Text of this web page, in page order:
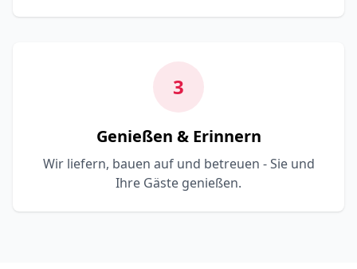
3
Genießen & Erinnern
Wir liefern, bauen auf und betreuen - Sie und
Ihre Gäste genießen.